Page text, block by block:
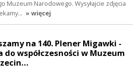
Muzeum Narodowego. Wysyłajcie zdjęcia
» więcej
na 140. Plener Migawki -
współczesności w Muzeum